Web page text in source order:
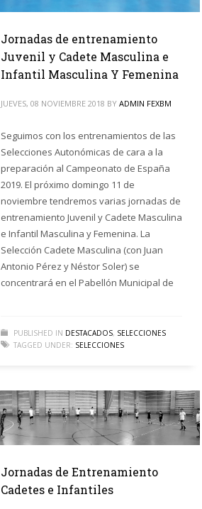
Jornadas de entrenamiento
Juvenil y Cadete Masculina e
Infantil Masculina Y Femenina
JUEVES, 08 NOVIEMBRE 2018 BY ADMIN FEXBM
Seguimos con los entrenamientos de las
Selecciones Autonómicas de cara a la
preparación al Campeonato de España
2019. El próximo domingo 11 de
noviembre tendremos varias jornadas de
entrenamiento Juvenil y Cadete Masculina
e Infantil Masculina y Femenina. La
Selección Cadete Masculina (con Juan
Antonio Pérez y Néstor Soler) se
concentrará en el Pabellón Municipal de
PUBLISHED IN DESTACADOS, SELECCIONES
TAGGED UNDER: SELECCIONES
Jornadas de Entrenamiento
Cadetes e Infantiles